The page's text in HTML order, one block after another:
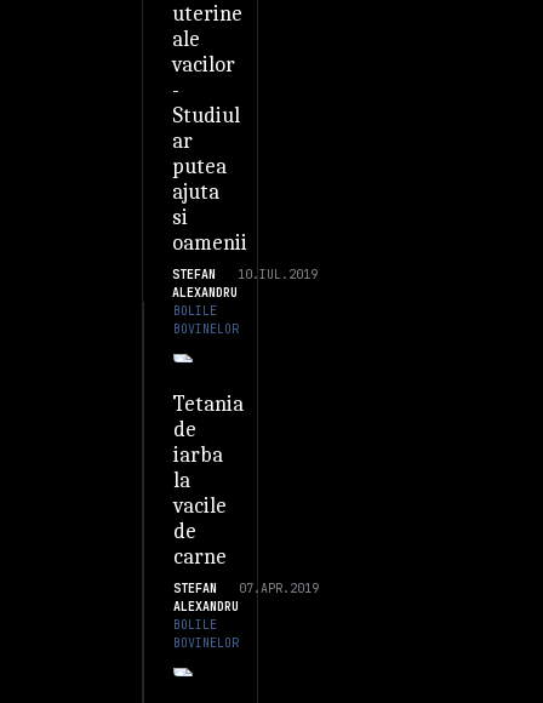
uterine
ale
vacilor
-
Studiul
ar
putea
ajuta
si
oamenii
STEFAN
ALEXANDRU
10.IUL.2019
BOLILE
BOVINELOR
Tetania
de
iarba
la
vacile
de
carne
STEFAN
ALEXANDRU
07.APR.2019
BOLILE
BOVINELOR